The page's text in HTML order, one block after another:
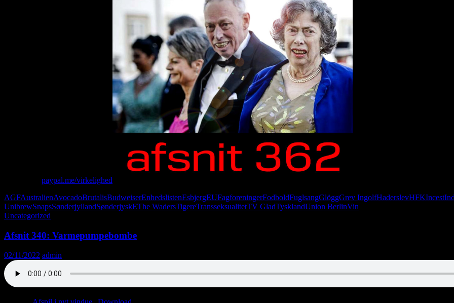
paypal.me/virkelighed
AGFAustralienAvocadoBrutalisBudweiserEnhedslistenEsbjergEUFagforeningerFodboldFuglsangGlöggGrev IngolfHaderslevHFKIncest
UnibrewSnapsSønderjyllandSønderjyskEThe WadersTigereTransseksualitetTV GladTysklandUnion BerlinVin
Uncategorized
Afsnit 340: Varmepumpebombe
02/11/2022 admin